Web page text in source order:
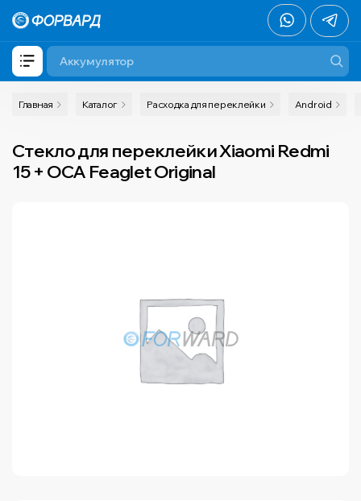
Главная Каталог Расходка для переклейки Android
Cтекло для переклейки Xiaomi Redmi
15 + OCA Feaglet Original